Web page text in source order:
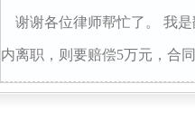
谢谢各位律师帮忙了。 我
内离职，则要赔偿5万元，合